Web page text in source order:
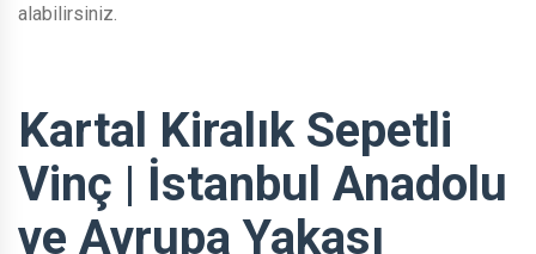
alabilirsiniz.
Kartal Kiralık Sepetli
Vinç | İstanbul Anadolu
ve Avrupa Yakası